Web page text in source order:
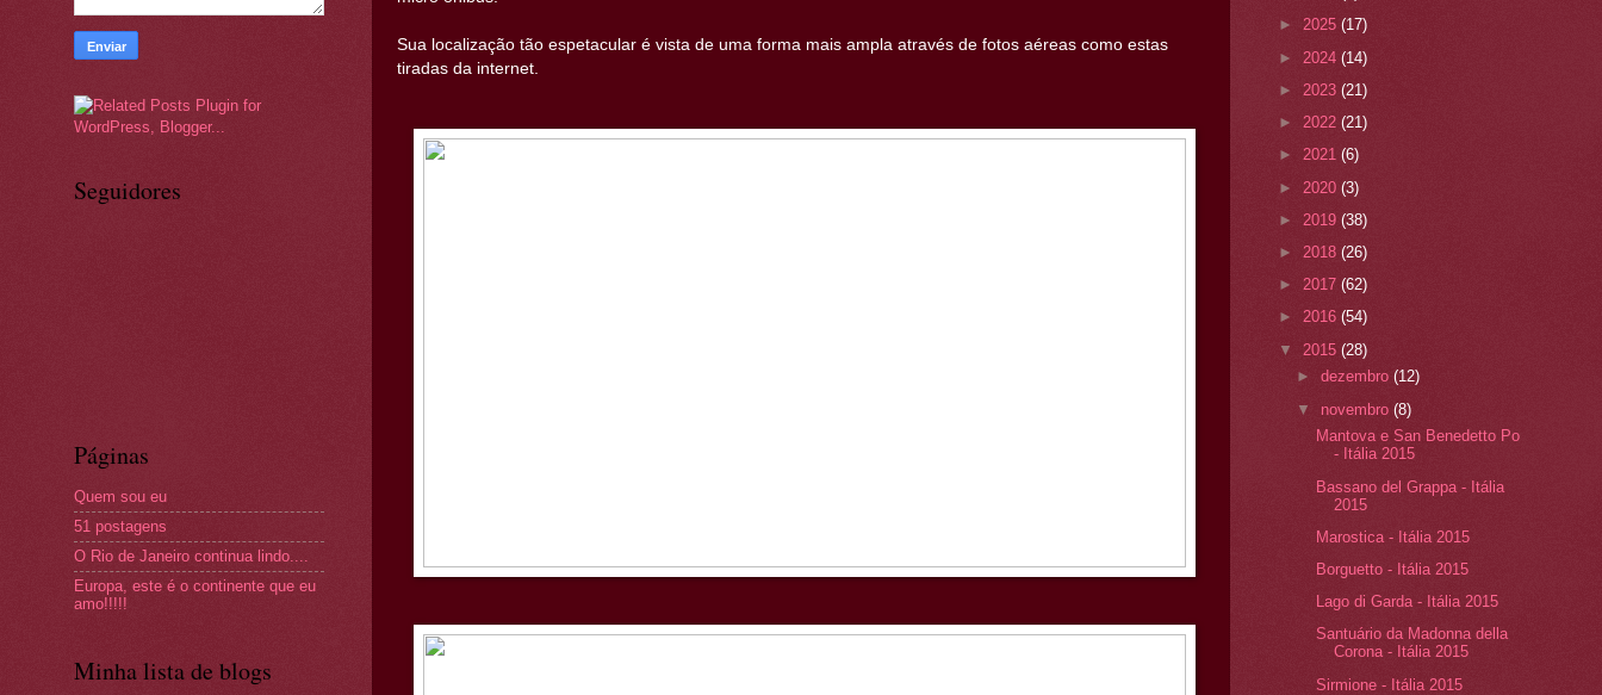
Sua localização tão espetacular é vista de uma forma mais ampla através de fotos aéreas como estas
tiradas da internet.
Seguidores
Páginas
Quem sou eu
51 postagens
O Rio de Janeiro continua lindo....
Europa, este é o continente que eu
amo!!!!!
Minha lista de blogs
► 2025 (17)
► 2024 (14)
► 2023 (21)
► 2022 (21)
► 2021 (6)
► 2020 (3)
► 2019 (38)
► 2018 (26)
► 2017 (62)
► 2016 (54)
▼ 2015 (28)
►dezembro(12)
▼ novembro(8)
Mantova e San Benedetto Po
- Itália 2015
Bassano del Grappa - Itália
2015
Marostica - Itália 2015
Borguetto - Itália 2015
Lago di Garda - Itália 2015
Santuário da Madonna della
Corona - Itália 2015
Sirmione - Itália 2015